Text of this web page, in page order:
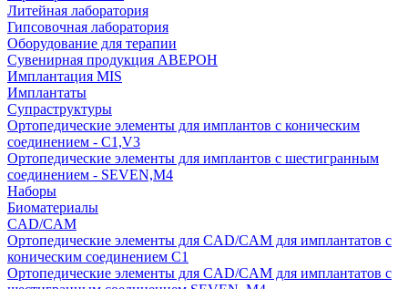
Литейная лаборатория
Гипсовочная лаборатория
Оборудование для терапии
Сувенирная продукция АВЕРОН
Имплантация MIS
Имплантаты
Супраструктуры
Ортопедические элементы для имплантов с коническим
соединением - C1,V3
Ортопедические элементы для имплантов с шестигранным
соединением - SEVEN,M4
Наборы
Биоматериалы
CAD/CAM
Ортопедические элементы для CAD/CAM для имплантатов с
коническим соединением С1
Ортопедические элементы для CAD/CAM для имплантатов с